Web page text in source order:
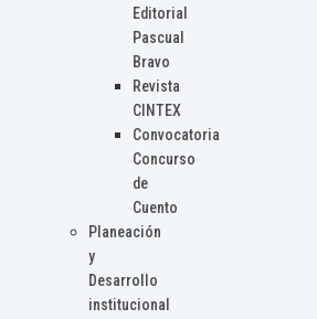
Editorial
Pascual
Bravo
Revista
CINTEX
Convocatoria
Concurso
de
Cuento
Planeación
y
Desarrollo
institucional